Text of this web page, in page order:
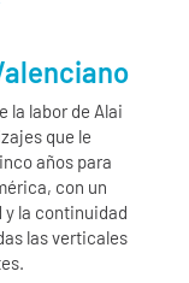
la labor de Alai
que le
años para
con un
y la continuidad
las verticales